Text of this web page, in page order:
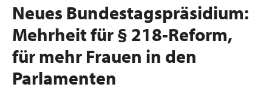
:Neues Bundestagspräsidium:
Mehrheit für § 218-Reform,
für mehr Frauen in den
Parlamenten